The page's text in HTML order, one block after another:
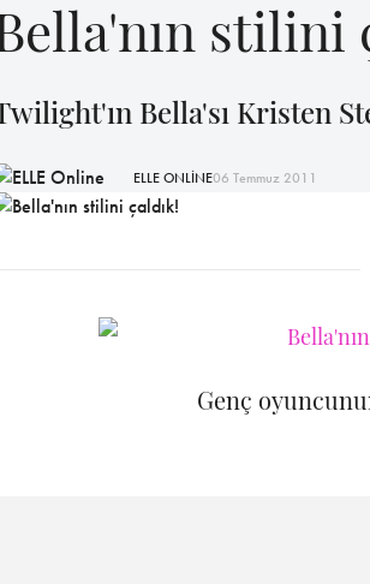
stilini
Bella'sı Kristen
ELLE ONLİNE06 Temmuz 2011
Genç